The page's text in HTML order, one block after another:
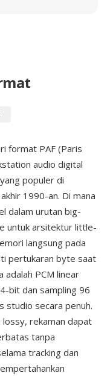
format PAF (Paris
audio digital
populer di
1990-an. Di mana
dalam urutan big-
untuk arsitektur little-
langsung pada
pertukaran byte saat
adalah PCM linear
bit dan sampling 96
studio secara penuh.
rekaman dapat
tanpa
tracking dan